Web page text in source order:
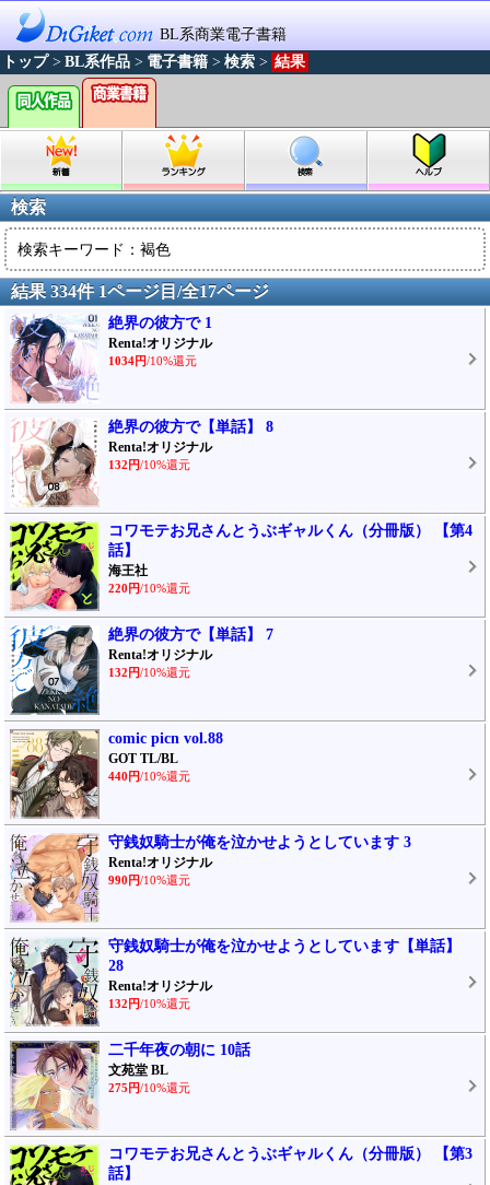
BL系商業電子書籍
トップ> BL系作品 > 電子書籍 > 検索 > 結果
検索
検索キーワード：褐色
結果 334件 1ページ目/全17ページ
絶界の彼方で 1
Renta!オリジナル
1034円/10%還元
絶界の彼方で【単話】 8
Renta!オリジナル
132円/10%還元
コワモテお兄さんとうぶギャルくん（分冊版） 【第4
話】
海王社
220円/10%還元
絶界の彼方で【単話】 7
Renta!オリジナル
132円/10%還元
comic picn vol.88
GOT TL/BL
440円/10%還元
守銭奴騎士が俺を泣かせようとしています 3
Renta!オリジナル
990円/10%還元
守銭奴騎士が俺を泣かせようとしています【単話】
28
Renta!オリジナル
132円/10%還元
二千年夜の朝に 10話
文苑堂 BL
275円/10%還元
コワモテお兄さんとうぶギャルくん（分冊版） 【第3
話】